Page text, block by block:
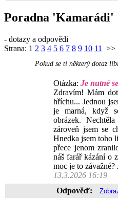
Poradna 'Kamarádi'
- dotazy a odpovědi
Strana: 1 2 3 4 5 6 7 8 9 10 11 >>
Pokud se ti některý dotaz
Otázka: Je nutné
Zdravím! Mám
hříchu... Jednou
je marná, když
obrázek.
zároveň jsem se
Hnedka jsem toho
přece jenom
náš farář kázání o
moc je to
13.3.2026 16:19
Odpověď: